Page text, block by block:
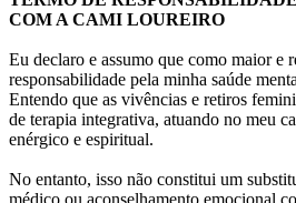
COM A CAMI LOUREIRO
Eu declaro e assumo que como maior e
responsabilidade pela minha saúde
Entendo que as vivências e retiros
de terapia integrativa, atuando no meu
enérgico e espiritual.
No entanto, isso não constitui um
médico ou aconselhamento emocional